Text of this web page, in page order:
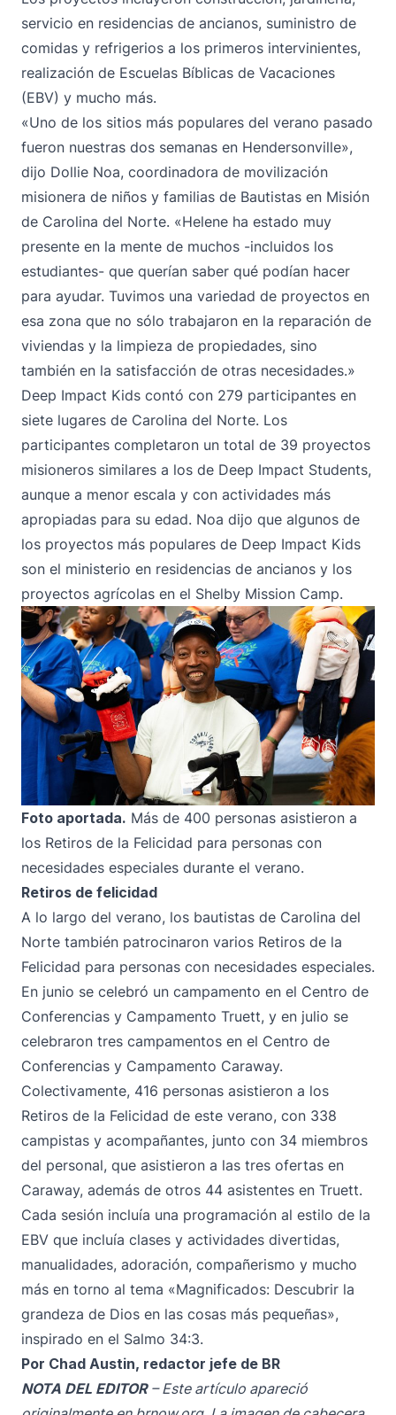
servicio en residencias de ancianos, suministro de
comidas y refrigerios a los primeros intervinientes,
realización de Escuelas Bíblicas de Vacaciones
(EBV) y mucho más.
«Uno de los sitios más populares del verano pasado
fueron nuestras dos semanas en Hendersonville»,
dijo Dollie Noa, coordinadora de movilización
misionera de niños y familias de Bautistas en Misión
de Carolina del Norte. «Helene ha estado muy
presente en la mente de muchos -incluidos los
estudiantes- que querían saber qué podían hacer
para ayudar. Tuvimos una variedad de proyectos en
esa zona que no sólo trabajaron en la reparación de
viviendas y la limpieza de propiedades, sino
también en la satisfacción de otras necesidades.»
Deep Impact Kids contó con 279 participantes en
siete lugares de Carolina del Norte. Los
participantes completaron un total de 39 proyectos
misioneros similares a los de Deep Impact Students,
aunque a menor escala y con actividades más
apropiadas para su edad. Noa dijo que algunos de
los proyectos más populares de Deep Impact Kids
son el ministerio en residencias de ancianos y los
proyectos agrícolas en el Shelby Mission Camp.
Foto aportada. Más de 400 personas asistieron a
los Retiros de la Felicidad para personas con
necesidades especiales durante el verano.
Retiros de felicidad
A lo largo del verano, los bautistas de Carolina del
Norte también patrocinaron varios Retiros de la
Felicidad para personas con necesidades especiales.
En junio se celebró un campamento en el Centro de
Conferencias y Campamento Truett, y en julio se
celebraron tres campamentos en el Centro de
Conferencias y Campamento Caraway.
Colectivamente, 416 personas asistieron a los
Retiros de la Felicidad de este verano, con 338
campistas y acompañantes, junto con 34 miembros
del personal, que asistieron a las tres ofertas en
Caraway, además de otros 44 asistentes en Truett.
Cada sesión incluía una programación al estilo de la
EBV que incluía clases y actividades divertidas,
manualidades, adoración, compañerismo y mucho
más en torno al tema «Magnificados: Descubrir la
grandeza de Dios en las cosas más pequeñas»,
inspirado en el Salmo 34:3.
Por Chad Austin, redactor jefe de BR
NOTA DEL EDITOR– Este artículo apareció